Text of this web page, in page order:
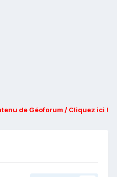
de Géoforum / Cliquez ici !